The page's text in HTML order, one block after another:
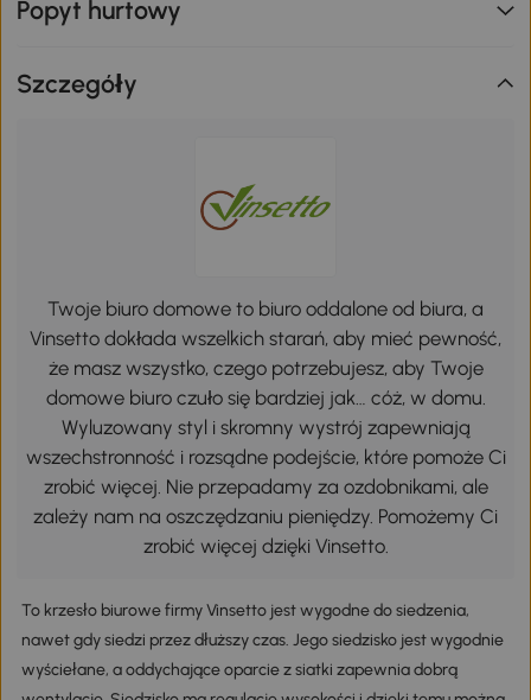
Popyt hurtowy
Szczegóły
Twoje biuro domowe to biuro oddalone od biura, a
Vinsetto dokłada wszelkich starań, aby mieć pewność,
że masz wszystko, czego potrzebujesz, aby Twoje
domowe biuro czuło się bardziej jak… cóż, w domu.
Wyluzowany styl i skromny wystrój zapewniają
wszechstronność i rozsądne podejście, które pomoże Ci
zrobić więcej. Nie przepadamy za ozdobnikami, ale
zależy nam na oszczędzaniu pieniędzy. Pomożemy Ci
zrobić więcej dzięki Vinsetto.
To krzesło biurowe firmy Vinsetto jest wygodne do siedzenia,
nawet gdy siedzi przez dłuższy czas. Jego siedzisko jest wygodnie
wyściełane, a oddychające oparcie z siatki zapewnia dobrą